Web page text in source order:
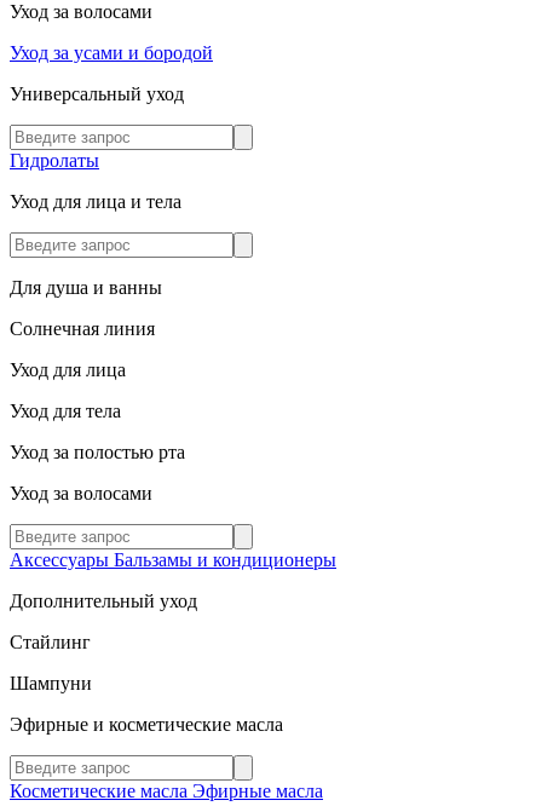
Уход за волосами
Уход за усами и бородой
Универсальный уход
Гидролаты
Уход для лица и тела
Для душа и ванны
Солнечная линия
Уход для лица
Уход для тела
Уход за полостью рта
Уход за волосами
Аксессуары Бальзамы и кондиционеры
Дополнительный уход
Стайлинг
Шампуни
Эфирные и косметические масла
Косметические масла Эфирные масла